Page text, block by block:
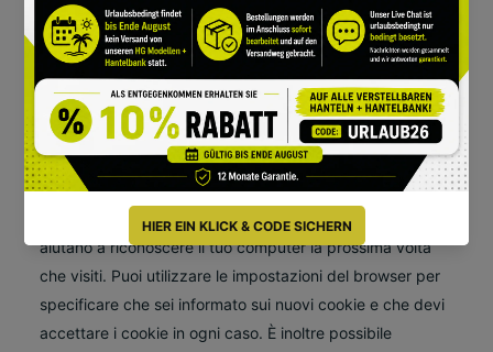
Servono a rendere le offerte Internet più amichevoli, più
efficaci e più sicure per i visitatori di un sito web. I cookie
sono piccoli file di testo che vengono depositati sul tuo
computer e utilizzati dal tuo browser. Solitamente
utilizziamo i cosiddetti "cookie di sessione". Questi
vengono automaticamente cancellati dopo aver lasciato il
nostro sito. Altri cookie rimangono memorizzati sul tuo
computer fino a quando non li elimini. Questi cookie
aiutano a riconoscere il tuo computer la prossima volta
che visiti. Puoi utilizzare le impostazioni del browser per
specificare che sei informato sui nuovi cookie e che devi
accettare i cookie in ogni caso. È inoltre possibile